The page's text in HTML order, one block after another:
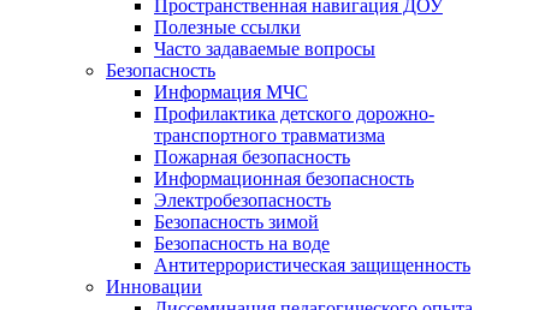
Пространственная навигация ДОУ
Полезные ссылки
Часто задаваемые вопросы
Безопасность
Информация МЧС
Профилактика детского дорожно-
транспортного травматизма
Пожарная безопасность
Информационная безопасность
Электробезопасность
Безопасность зимой
Безопасность на воде
Антитеррористическая защищенность
Инновации